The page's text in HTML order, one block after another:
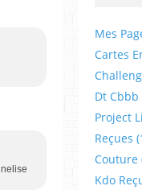
Mes
Cartes
Dt Cbbb
Project
Reçues
Couture
Kdo